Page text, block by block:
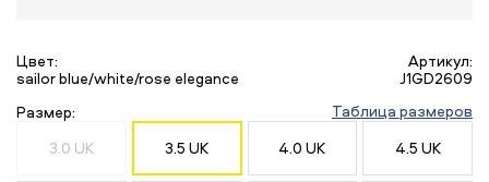
Цвет:
sailor blue/white/rose elegance
Артикул:
J1GD2609
Размер:
Таблица размеров
3.0 UK
3.5 UK 4.0 UK 4.5 UK